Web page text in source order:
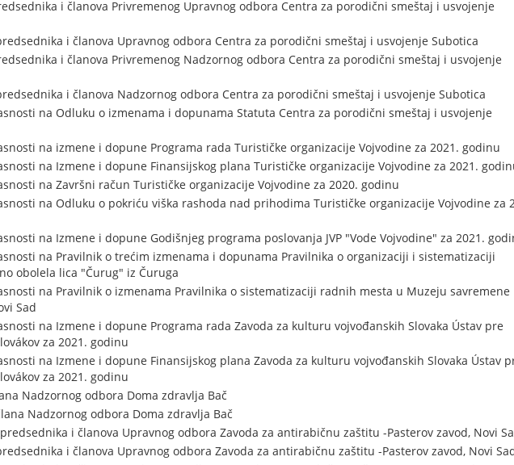
i članova Privremenog Upravnog odbora Centra za porodični smeštaj i usvojenje
i članova Upravnog odbora Centra za porodični smeštaj i usvojenje Subotica
i članova Privremenog Nadzornog odbora Centra za porodični smeštaj i usvojenje
i članova Nadzornog odbora Centra za porodični smeštaj i usvojenje Subotica
na Odluku o izmenama i dopunama Statuta Centra za porodični smeštaj i usvojenje
na izmene i dopune Programa rada Turističke organizacije Vojvodine za 2021. godinu
na Izmene i dopune Finansijskog plana Turističke organizacije Vojvodine za 2021.
na Završni račun Turističke organizacije Vojvodine za 2020. godinu
na Odluku o pokriću viška rashoda nad prihodima Turističke organizacije Vojvodine za
na Izmene i dopune Godišnjeg programa poslovanja JVP "Vode Vojvodine" za 2021.
na Pravilnik o trećim izmenama i dopunama Pravilnika o organizaciji i sistematizaciji
obolela lica "Čurug" iz Čuruga
na Pravilnik o izmenama Pravilnika o sistematizaciji radnih mesta u Muzeju savremene
Sad
na Izmene i dopune Programa rada Zavoda za kulturu vojvođanskih Slovaka Ústav pre
za 2021. godinu
na Izmene i dopune Finansijskog plana Zavoda za kulturu vojvođanskih Slovaka Ústav
za 2021. godinu
Nadzornog odbora Doma zdravlja Bač
Nadzornog odbora Doma zdravlja Bač
i članova Upravnog odbora Zavoda za antirabičnu zaštitu -Pasterov zavod, Novi
i članova Upravnog odbora Zavoda za antirabičnu zaštitu -Pasterov zavod, Novi